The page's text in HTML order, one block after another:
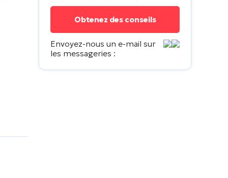
Envoyez-nous un e-mail sur
les messageries :